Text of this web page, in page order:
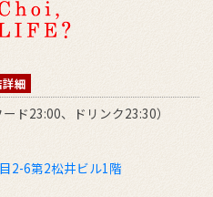
細
ド23:00、ドリンク23:30）
2-6第2松井ビル1階